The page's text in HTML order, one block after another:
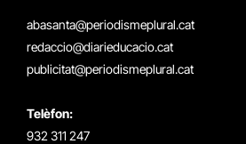
abasanta@periodismeplural.cat
redaccio@diarieducacio.cat
publicitat@periodismeplural.cat
Telèfon:
932 311 247